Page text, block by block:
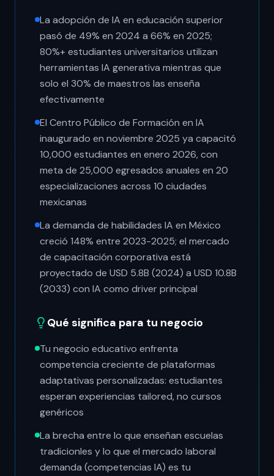
La adopción de IA en educación superior
pasó de 49% en 2024 a 66% en 2025;
80%+ estudiantes universitarios utilizan
herramientas IA generativa mientras que
solo el 30% de maestros las enseña
efectivamente
El Centro Público de Formación en IA
inaugurado en noviembre 2025 ya capacitó
10,000 estudiantes en enero 2026, con
meta de 25,000 egresados anuales en 20
especializaciones across 10 ciudades
mexicanas
La demanda de habilidades IA en México
creció 148% entre 2023-2025; el mercado
de capacitación corporativa está
proyectado de USD 5.8B (2024) a USD 10.8B
(2033) con IA como driver principal
Qué significa para tu negocio
Tu negocio educativo enfrenta
competencia creciente de plataformas
adaptativas personalizadas: estudiantes
esperan experiencias tailored, no cursos
genéricos
La brecha entre lo que enseñan escuelas
tradicionles y lo que el mercado laboral
demanda (competencias IA) es tu